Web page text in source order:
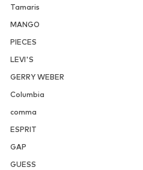
Tamaris
MANGO
PIECES
LEVI'S
GERRY WEBER
Columbia
comma
ESPRIT
GAP
GUESS